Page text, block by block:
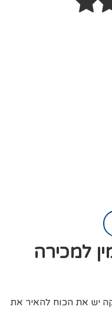
למכירה
יש את הכוח להאיר את